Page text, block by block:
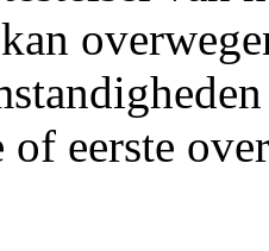
of eerste